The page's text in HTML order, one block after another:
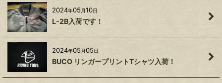
2024年05 月10日
L-2B入荷です！
2024年05 月05日
BUCO リンガープリントTシャツ入荷！